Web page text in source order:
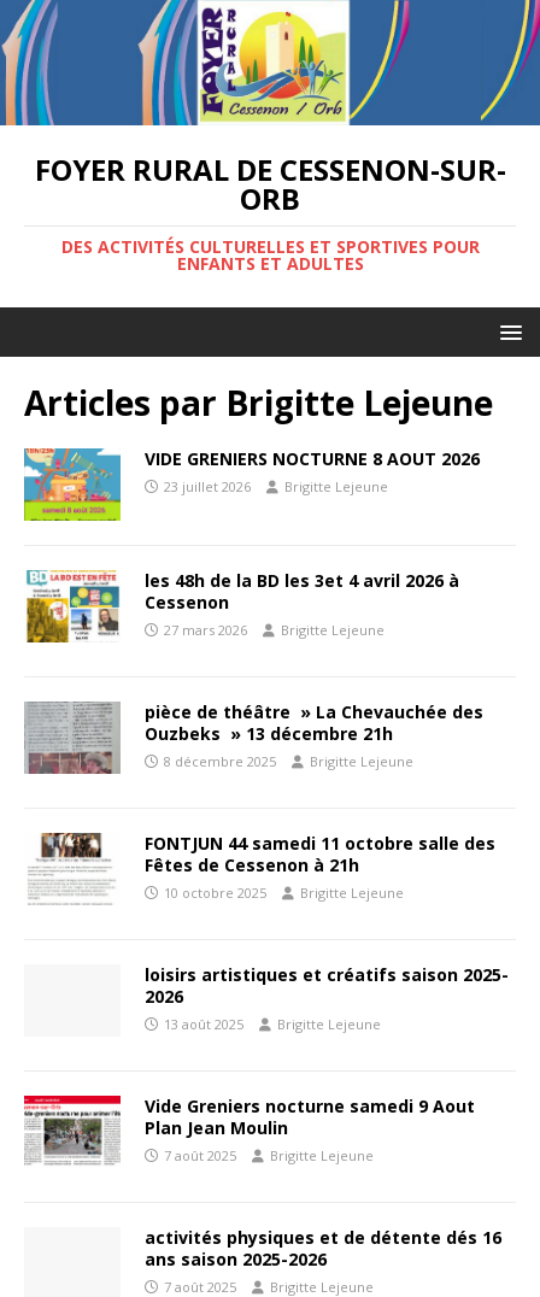
FOYER RURAL DE CESSENON-SUR-
ORB
DES ACTIVITÉS CULTURELLES ET SPORTIVES POUR
ENFANTS ET ADULTES
Articles par Brigitte Lejeune
VIDE GRENIERS NOCTURNE 8 AOUT 2026
23 juillet 2026 Brigitte Lejeune
les 48h de la BD les 3et 4 avril 2026 à
Cessenon
27 mars 2026 Brigitte Lejeune
pièce de théâtre » La Chevauchée des
Ouzbeks » 13 décembre 21h
8 décembre 2025 Brigitte Lejeune
FONTJUN 44 samedi 11 octobre salle des
Fêtes de Cessenon à 21h
10 octobre 2025 Brigitte Lejeune
loisirs artistiques et créatifs saison 2025-
2026
13 août 2025 Brigitte Lejeune
Vide Greniers nocturne samedi 9 Aout
Plan Jean Moulin
7 août 2025 Brigitte Lejeune
activités physiques et de détente dés 16
ans saison 2025-2026
7 août 2025 Brigitte Lejeune